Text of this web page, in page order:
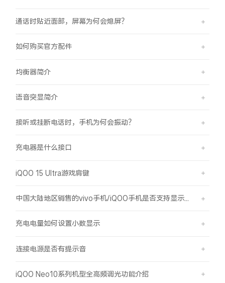
通话时贴近面部，屏幕为何会熄屏？
如何购买官方配件
均衡器简介
语音突显简介
接听或挂断电话时，手机为何会振动？
充电器是什么接口
iQOO 15 Ultra游戏肩键
充电电量如何设置小数显示
连接电源是否有提示音
iQOO Neo10系列机型全高频调光功能介绍